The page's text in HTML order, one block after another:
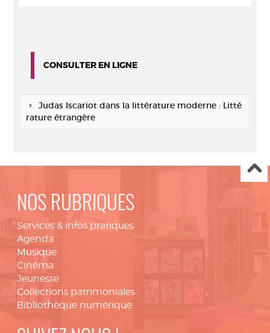
CONSULTER EN LIGNE
Judas Iscariot dans la littérature moderne : Litté
rature étrangère
NOS RUBRIQUES
Services & infos pratiques
Agenda
Musique
Cinéma
Jeunesse
Collections patrimoniales
Bibliothèque numérique